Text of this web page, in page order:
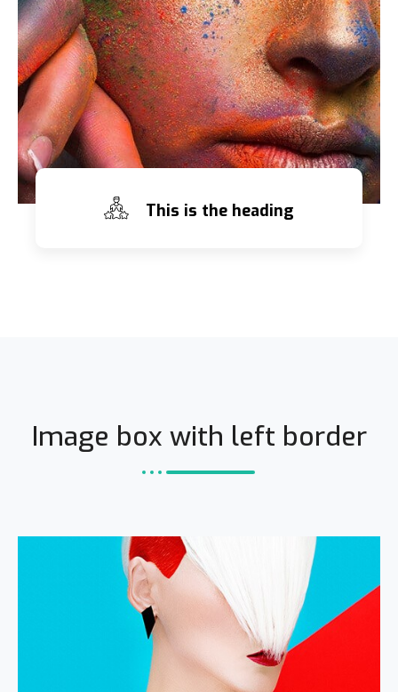
This is the heading
Image box with left border